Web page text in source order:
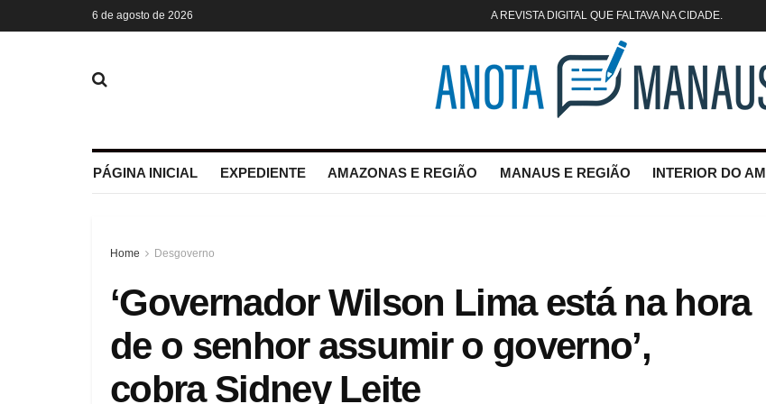
6 de agosto de 2026 A REVISTA DIGITAL QUE FALTAVA NA CIDADE.
PÁGINA INICIAL EXPEDIENTE AMAZONAS E REGIÃO MANAUS E REGIÃO INTERIOR DO AM
Home Desgoverno
‘Governador Wilson Lima está na hora
de o senhor assumir o governo’,
cobra Sidney Leite